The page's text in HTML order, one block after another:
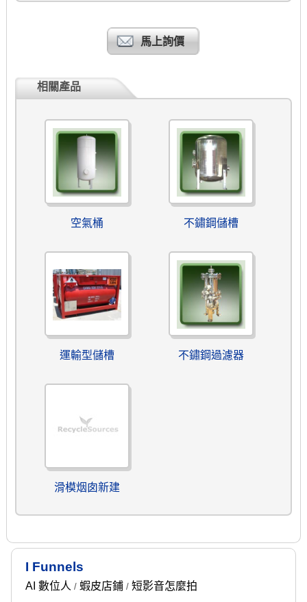
馬上詢價
相關產品
空氣桶 不鏽鋼儲槽
運輸型儲槽 不鏽鋼過濾器
滑模烟囱新建
I Funnels
AI 數位人 / 蝦皮店鋪 / 短影音怎麼拍